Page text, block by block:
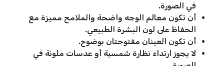
في الصورة.
أن تكون معالم الوجه واضحة والملامح مميزة مع
الحفاظ على لون البشرة الطبيعي.
أن تكون العينان مفتوحتان بوضوح.
لا يجوز ارتداء نظارة شمسية أو عدسات ملونة في